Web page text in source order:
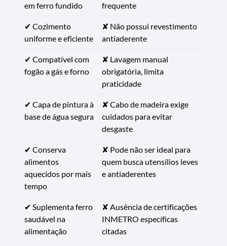
em ferro fundido
frequente
✔ Cozimento
uniforme e eficiente
✘ Não possui revestimento
antiaderente
✔ Compatível com
fogão a gás e forno
✘ Lavagem manual
obrigatória, limita
praticidade
✔ Capa de pintura à
base de água segura
✘ Cabo de madeira exige
cuidados para evitar
desgaste
✔ Conserva
alimentos
aquecidos por mais
tempo
✘ Pode não ser ideal para
quem busca utensílios leves
e antiaderentes
✔ Suplementa ferro
saudável na
alimentação
✘ Ausência de certificações
INMETRO específicas
citadas